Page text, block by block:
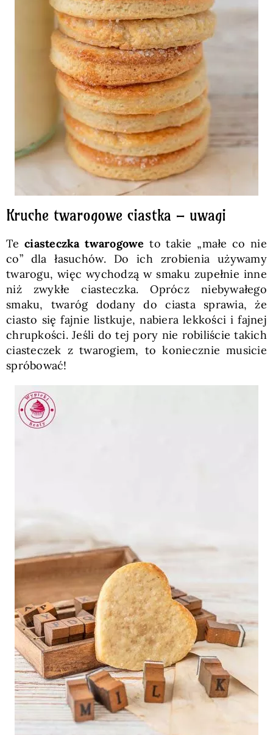
Kruche twarogowe ciastka – uwagi
Teciasteczka twarogowe to takie „małe co nie
co” dla łasuchów. Do ich zrobienia używamy
twarogu, więc wychodzą w smaku zupełnie inne
niż zwykłe ciasteczka. Oprócz niebywałego
smaku, twaróg dodany do ciasta sprawia, że
ciasto się fajnie listkuje, nabiera lekkości i fajnej
chrupkości. Jeśli do tej pory nie robiliście takich
ciasteczek z twarogiem, to koniecznie musicie
spróbować!